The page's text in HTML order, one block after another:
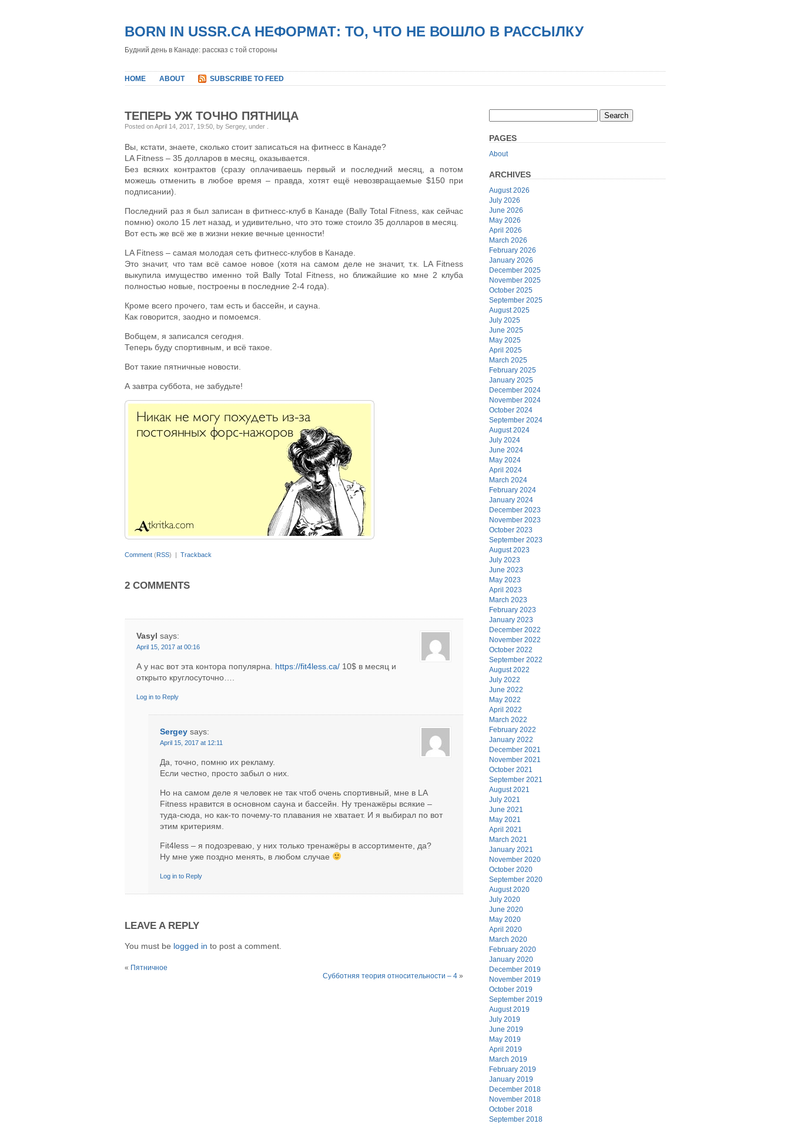
BORN IN USSR.CA НЕФОРМАТ: ТО, ЧТО НЕ ВОШЛО В РАССЫЛКУ
Будний день в Канаде: рассказ с той стороны
HOME ABOUT SUBSCRIBE TO FEED
ТЕПЕРЬ УЖ ТОЧНО ПЯТНИЦА
Posted on April 14, 2017, 19:50, by Sergey, under
Вы, кстати, знаете, сколько стоит записаться на фитнесс в Канаде?
LA Fitness – 35 долларов в месяц, оказывается.
Без всяких контрактов (сразу оплачиваешь первый и последний месяц, а потом
можешь отменить в любое время – правда, хотят ещё невозвращаемые $150 при
подписании).
Последний раз я был записан в фитнесс-клуб в Канаде (Bally Total Fitness, как сейчас
помню) около 15 лет назад, и удивительно, что это тоже стоило 35 долларов в месяц.
Вот есть же всё же в жизни некие вечные ценности!
LA Fitness – самая молодая сеть фитнесс-клубов в Канаде.
Это значит, что там всё самое новое (хотя на самом деле не значит, т.к. LA Fitness
выкупила имущество именно той Bally Total Fitness, но ближайшие ко мне 2 клуба
полностью новые, построены в последние 2-4 года).
Кроме всего прочего, там есть и бассейн, и сауна.
Как говорится, заодно и помоемся.
Вобщем, я записался сегодня.
Теперь буду спортивным, и всё такое.
Вот такие пятничные новости.
А завтра суббота, не забудьте!
Comment (RSS) | Trackback
2 COMMENTS
Vasyl says:
April 15, 2017 at 00:16
А у нас вот эта контора популярна. https://fit4less.ca/ 10$ в месяц и
открыто круглосуточно….
Log in to Reply
Sergey says:
April 15, 2017 at 12:11
Да, точно, помню их рекламу.
Если честно, просто забыл о них.
Но на самом деле я человек не так чтоб очень спортивный, мне в LA
Fitness нравится в основном сауна и бассейн. Ну тренажёры всякие –
туда-сюда, но как-то почему-то плавания не хватает. И я выбирал по вот
этим критериям.
Fit4less – я подозреваю, у них только тренажёры в ассортименте, да?
Ну мне уже поздно менять, в любом случае
Log in to Reply
LEAVE A REPLY
You must be logged in to post a comment.
« Пятничное
Субботняя теория относительности – 4 »
PAGES
About
ARCHIVES
August 2026
July 2026
June 2026
May 2026
April 2026
March 2026
February 2026
January 2026
December 2025
November 2025
October 2025
September 2025
August 2025
July 2025
June 2025
May 2025
April 2025
March 2025
February 2025
January 2025
December 2024
November 2024
October 2024
September 2024
August 2024
July 2024
June 2024
May 2024
April 2024
March 2024
February 2024
January 2024
December 2023
November 2023
October 2023
September 2023
August 2023
July 2023
June 2023
May 2023
April 2023
March 2023
February 2023
January 2023
December 2022
November 2022
October 2022
September 2022
August 2022
July 2022
June 2022
May 2022
April 2022
March 2022
February 2022
January 2022
December 2021
November 2021
October 2021
September 2021
August 2021
July 2021
June 2021
May 2021
April 2021
March 2021
January 2021
November 2020
October 2020
September 2020
August 2020
July 2020
June 2020
May 2020
April 2020
March 2020
February 2020
January 2020
December 2019
November 2019
October 2019
September 2019
August 2019
July 2019
June 2019
May 2019
April 2019
March 2019
February 2019
January 2019
December 2018
November 2018
October 2018
September 2018